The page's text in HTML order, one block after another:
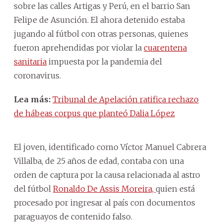
sobre las calles Artigas y Perú, en el barrio San
Felipe de Asunción. El ahora detenido estaba
jugando al fútbol con otras personas, quienes
fueron aprehendidas por violar la cuarentena
sanitaria impuesta por la pandemia del
coronavirus.
Lea más: Tribunal de Apelación ratifica rechazo
de hábeas corpus que planteó Dalia López
El joven, identificado como Víctor Manuel Cabrera
Villalba, de 25 años de edad, contaba con una
orden de captura por la causa relacionada al astro
del fútbol Ronaldo De Assis Moreira, quien está
procesado por ingresar al país con documentos
paraguayos de contenido falso.